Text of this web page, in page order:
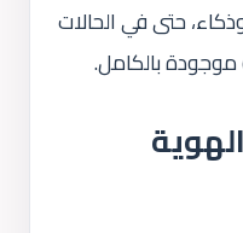
حتى في الحالات
موجودة بالكامل.